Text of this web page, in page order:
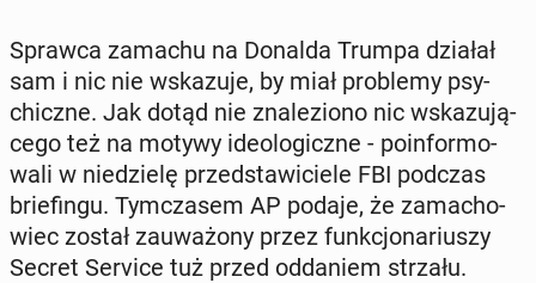
Sprawca zamachu na Donalda Trumpa działał
sam i nic nie wska­zu­je, by miał pro­ble­my psy­
chicz­ne. Jak dotąd nie zna­le­zio­no nic wska­zu­ją­
ce­go też na motywy ide­olo­gicz­ne - po­in­for­mo­
wa­li w nie­dzie­lę przed­sta­wi­cie­le FBI podczas
brie­fin­gu. Tym­cza­sem AP podaje, że za­ma­cho­
wiec został za­uwa­żo­ny przez funk­cjo­na­riu­szy
Secret Service tuż przed od­da­niem strzału.